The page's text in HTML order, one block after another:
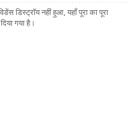
डिस्ट्रॉय नहीं हुआ, यहाँ पूरा का पूरा
गया है।